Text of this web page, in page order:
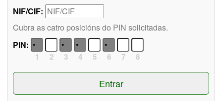
NIF/CIF:
Cubra as catro posicións do PIN solicitadas.
PIN:
1 2 3 4 5 6 7 8